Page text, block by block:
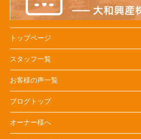
トップページ
スタッフ一覧
お客様の声一覧
ブログトップ
オーナー様へ